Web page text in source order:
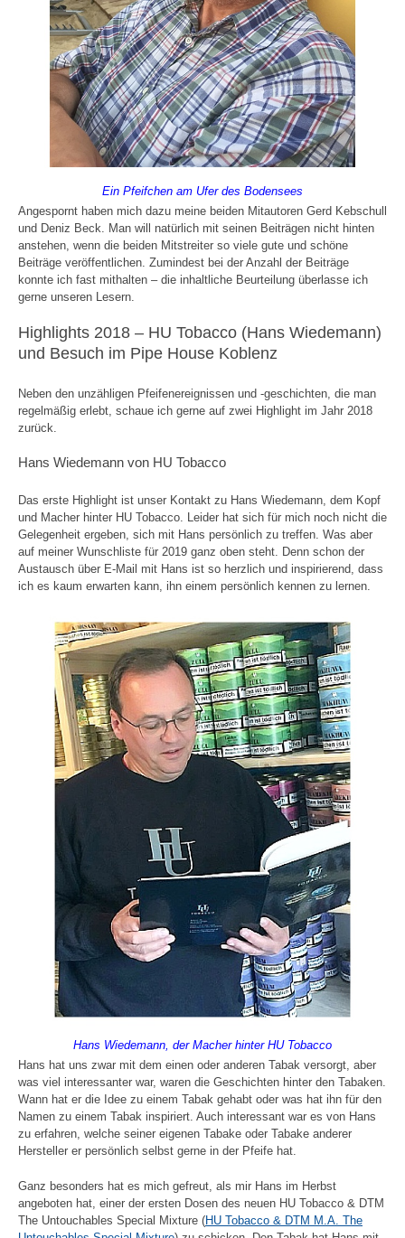
Ein Pfeifchen am Ufer des Bodensees
Angespornt haben mich dazu meine beiden Mitautoren Gerd Kebschull
und Deniz Beck. Man will natürlich mit seinen Beiträgen nicht hinten
anstehen, wenn die beiden Mitstreiter so viele gute und schöne
Beiträge veröffentlichen. Zumindest bei der Anzahl der Beiträge
konnte ich fast mithalten – die inhaltliche Beurteilung überlasse ich
gerne unseren Lesern.
Highlights 2018 – HU Tobacco (Hans Wiedemann)
und Besuch im Pipe House Koblenz
Neben den unzähligen Pfeifenereignissen und -geschichten, die man
regelmäßig erlebt, schaue ich gerne auf zwei Highlight im Jahr 2018
zurück.
Hans Wiedemann von HU Tobacco
Das erste Highlight ist unser Kontakt zu Hans Wiedemann, dem Kopf
und Macher hinter HU Tobacco. Leider hat sich für mich noch nicht die
Gelegenheit ergeben, sich mit Hans persönlich zu treffen. Was aber
auf meiner Wunschliste für 2019 ganz oben steht. Denn schon der
Austausch über E-Mail mit Hans ist so herzlich und inspirierend, dass
ich es kaum erwarten kann, ihn einem persönlich kennen zu lernen.
Hans Wiedemann, der Macher hinter HU Tobacco
Hans hat uns zwar mit dem einen oder anderen Tabak versorgt, aber
was viel interessanter war, waren die Geschichten hinter den Tabaken.
Wann hat er die Idee zu einem Tabak gehabt oder was hat ihn für den
Namen zu einem Tabak inspiriert. Auch interessant war es von Hans
zu erfahren, welche seiner eigenen Tabake oder Tabake anderer
Hersteller er persönlich selbst gerne in der Pfeife hat.
Ganz besonders hat es mich gefreut, als mir Hans im Herbst
angeboten hat, einer der ersten Dosen des neuen HU Tobacco & DTM
The Untouchables Special Mixture (HU Tobacco & DTM M.A. The